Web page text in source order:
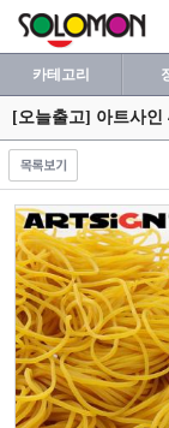
카테고리
[오늘출고] 아트사인